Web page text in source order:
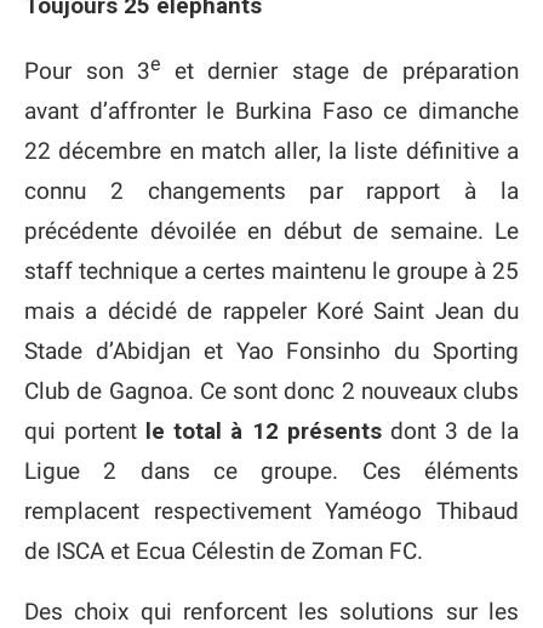
Toujours 25 éléphants
Pour son 3e
et dernier stage de préparation
avant d’affronter le Burkina Faso ce dimanche
22 décembre en match aller, la liste définitive a
connu 2 changements par rapport à la
précédente dévoilée en début de semaine. Le
staff technique a certes maintenu le groupe à 25
mais a décidé de rappeler Koré Saint Jean du
Stade d’Abidjan et Yao Fonsinho du Sporting
Club de Gagnoa. Ce sont donc 2 nouveaux clubs
qui portent le total à 12 présentsdont 3 de la
Ligue 2 dans ce groupe. Ces éléments
remplacent respectivement Yaméogo Thibaud
de ISCA et Ecua Célestin de Zoman FC.
Des choix qui renforcent les solutions sur les